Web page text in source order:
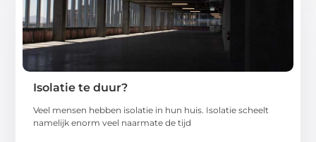
Isolatie te duur?
Veel mensen hebben isolatie in hun huis. Isolatie scheelt
namelijk enorm veel naarmate de tijd